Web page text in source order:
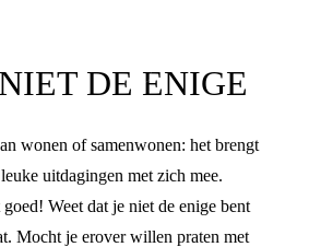
DE ENIGE
wonen of samenwonen: het brengt
uitdagingen met zich mee.
Weet dat je niet de enige bent
Mocht je erover willen praten met